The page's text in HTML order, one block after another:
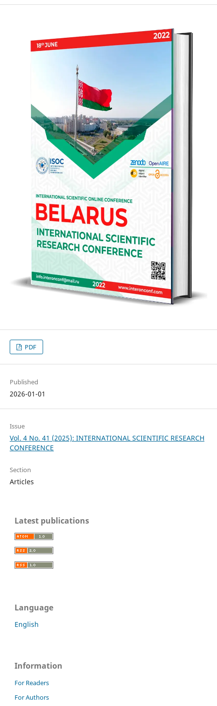
PDF
Published
2026-01-01
Issue
Vol. 4 No. 41 (2025): INTERNATIONAL SCIENTIFIC RESEARCH
CONFERENCE
Section
Articles
Latest publications
Language
English
Information
For Readers
For Authors